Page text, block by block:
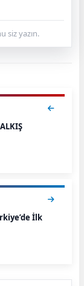
siz yazın.
İlk